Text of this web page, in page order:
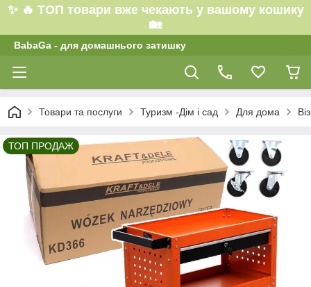
✨ 🔥 ТОП товари вже чекають у вашому кошику
🏡
BabaGa - для домашнього затишку
Товари та послуги Туризм -Дім і сад Для дома
ТОП ПРОДАЖ